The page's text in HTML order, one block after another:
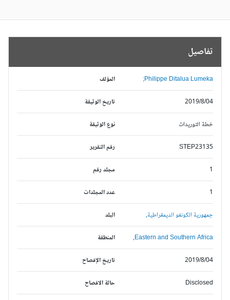
تفاصيل
المؤلف Philippe Ditalua Lumeka;
تاريخ الوثيقة 2019/8/04
نوع الوثيقة خطة التوريدات
رقم التقرير STEP23135
مجلد رقم
عدد المجلدات
البلد جمهورية الكونغو الديمقراطية,
المنطقة Eastern and Southern Africa,
تاريخ الإفصاح 2019/8/04
حالة الافصاح Disclosed